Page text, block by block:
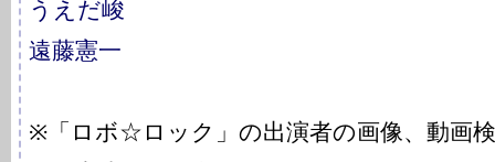
うえだ峻
遠藤憲一
※「ロボ☆ロック」の出演者の画像、動画